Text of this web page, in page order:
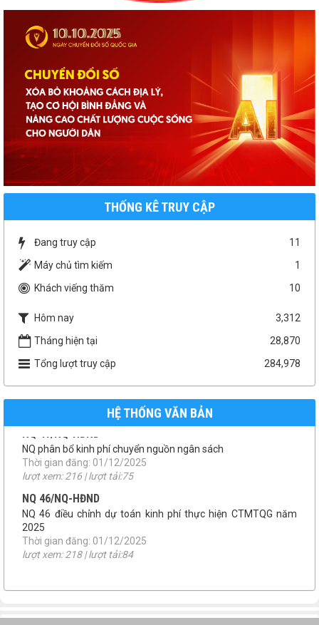
THỐNG KÊ TRUY CẬP
Đang truy cập
11
Máy chủ tìm kiếm
1
Khách viếng thăm
10
Hôm nay
3,312
Tháng hiện tại
28,870
Tổng lượt truy cập
284,978
HỆ THỐNG VĂN BẢN
Thời gian đăng: 07/04/2026
lượt xem: 159 | lượt tải:150
số 46/QĐ-UBND
QUYẾT ĐỊNH THU HỒI ĐẤT
Thời gian đăng: 22/01/2026
lượt xem: 198 | lượt tải:110
TB 09/UBBC
THÔNG BÁO TIẾP NHẬN HỒ SƠ ỨNG CỬ ĐẠI BIỂU HĐND XÃ
Thời gian đăng: 08/01/2026